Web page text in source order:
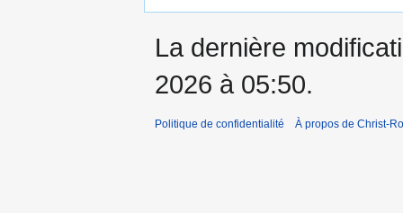
La dernière
2026 à 05:50.
Politique de confidentialité À propos de Christ-